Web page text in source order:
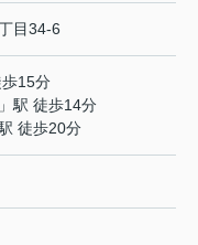
目34-6
歩15分
」駅 徒歩14分
徒歩20分